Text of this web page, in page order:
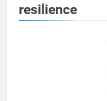
resilience